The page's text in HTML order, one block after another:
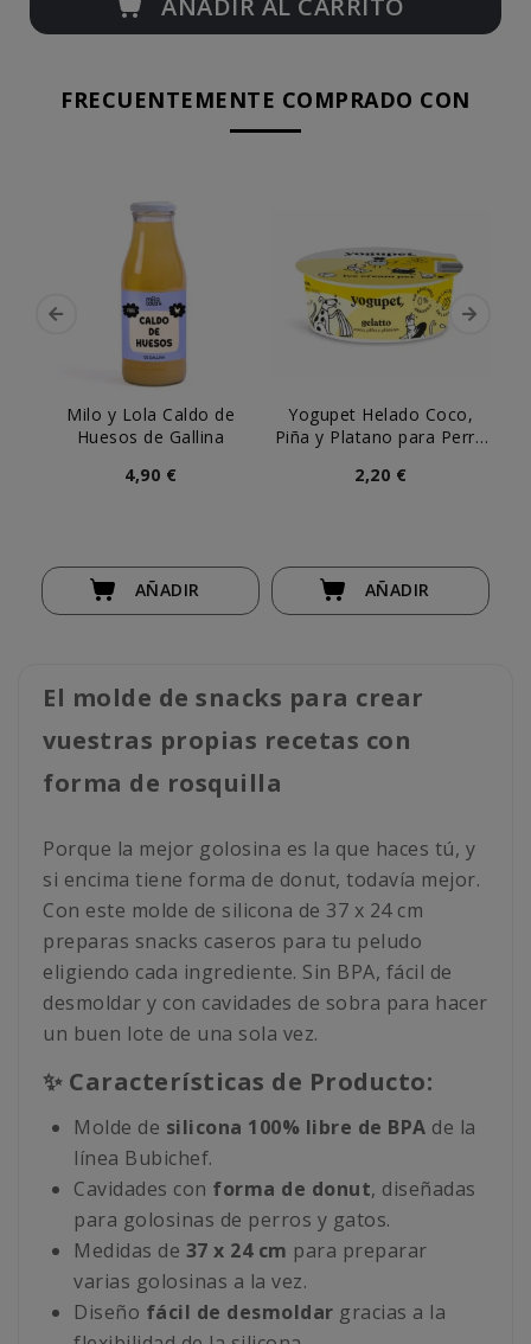
AÑADIR AL CARRITO
FRECUENTEMENTE COMPRADO CON
Milo y Lola Caldo de
Huesos de Gallina
4,90 €
AÑADIR
Yogupet Helado Coco,
Piña y Platano para Perro
2,20 €
AÑADIR
El molde de snacks para crear
vuestras propias recetas con
forma de rosquilla
Porque la mejor golosina es la que haces tú, y
si encima tiene forma de donut, todavía mejor.
Con este molde de silicona de 37 x 24 cm
preparas snacks caseros para tu peludo
eligiendo cada ingrediente. Sin BPA, fácil de
desmoldar y con cavidades de sobra para hacer
un buen lote de una sola vez.
✨ Características de Producto:
Molde de silicona 100% libre de BPA de la
línea Bubichef.
Cavidades con forma de donut, diseñadas
para golosinas de perros y gatos.
Medidas de 37 x 24 cm para preparar
varias golosinas a la vez.
Diseño fácil de desmoldar gracias a la